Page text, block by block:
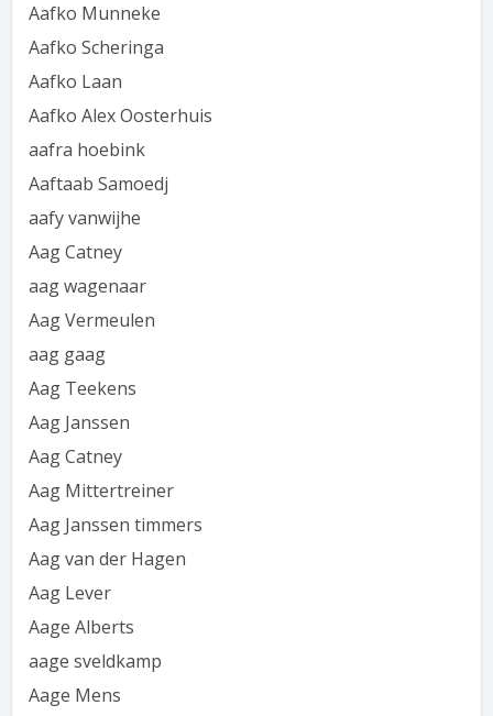
Aafko Munneke
Aafko Scheringa
Aafko Laan
Aafko Alex Oosterhuis
aafra hoebink
Aaftaab Samoedj
aafy vanwijhe
Aag Catney
aag wagenaar
Aag Vermeulen
aag gaag
Aag Teekens
Aag Janssen
Aag Catney
Aag Mittertreiner
Aag Janssen timmers
Aag van der Hagen
Aag Lever
Aage Alberts
aage sveldkamp
Aage Mens